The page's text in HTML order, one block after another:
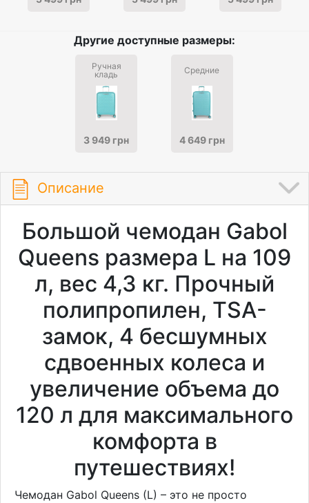
Другие доступные размеры:
Ручная
кладь
3 949 грн
Средние
4 649 грн
Описание
Большой чемодан Gabol
Queens размера L на 109
л, вес 4,3 кг. Прочный
полипропилен, TSA-
замок, 4 бесшумных
сдвоенных колеса и
увеличение объема до
120 л для максимального
комфорта в
путешествиях!
Чемодан Gabol Queens (L) – это не просто